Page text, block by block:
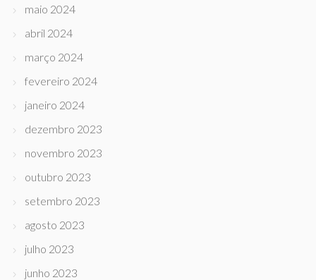
maio 2024
abril 2024
março 2024
fevereiro 2024
janeiro 2024
dezembro 2023
novembro 2023
outubro 2023
setembro 2023
agosto 2023
julho 2023
junho 2023